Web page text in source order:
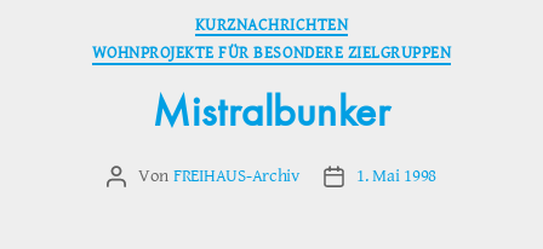
Kategorien
KURZNACHRICHTEN
WOHNPROJEKTE FÜR BESONDERE ZIELGRUPPEN
Mistralbunker
Beitragsautor
Von FREIHAUS-Archiv Veröffentlichungsdatum
1. Mai 1998